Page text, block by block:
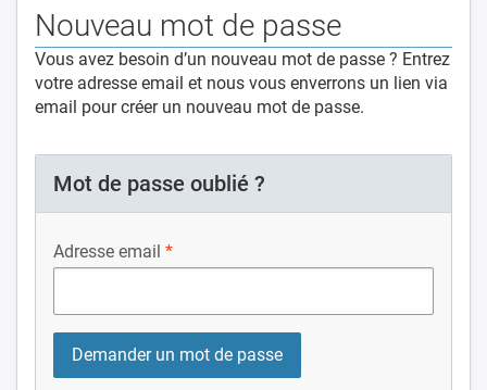
Nouveau mot de passe
Vous avez besoin d’un nouveau mot de passe ? Entrez
votre adresse email et nous vous enverrons un lien via
email pour créer un nouveau mot de passe.
Mot de passe oublié ?
Adresse email